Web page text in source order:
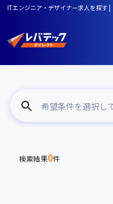
ITエンジニア・デザイナー求人を探す |
希望条件を選択し
検索結果0件